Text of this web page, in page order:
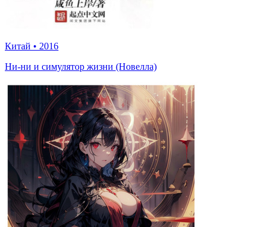
Китай • 2016
Ни-ни и симулятор жизни (Новелла)